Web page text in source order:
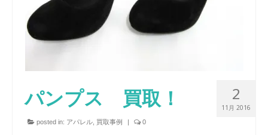
2
11月 2016
パンプス 買取！
posted in: アパレル 買取事例 | 0